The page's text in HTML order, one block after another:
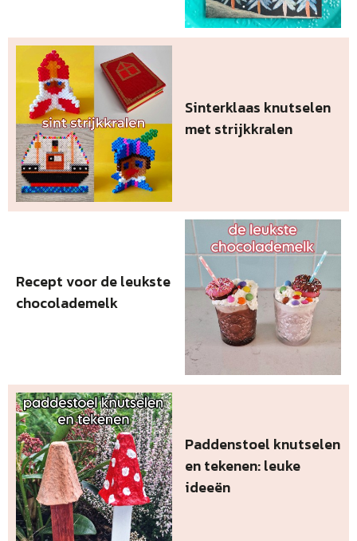
Sinterklaas knutselen
met strijkkralen
Recept voor de leukste
chocolademelk
Paddenstoel knutselen
en tekenen: leuke
ideeën